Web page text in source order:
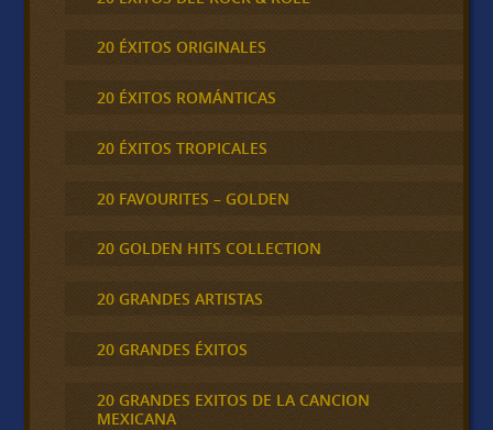
20 ÉXITOS ORIGINALES
20 ÉXITOS ROMÁNTICAS
20 ÉXITOS TROPICALES
20 FAVOURITES – GOLDEN
20 GOLDEN HITS COLLECTION
20 GRANDES ARTISTAS
20 GRANDES ÉXITOS
20 GRANDES EXITOS DE LA CANCION
MEXICANA